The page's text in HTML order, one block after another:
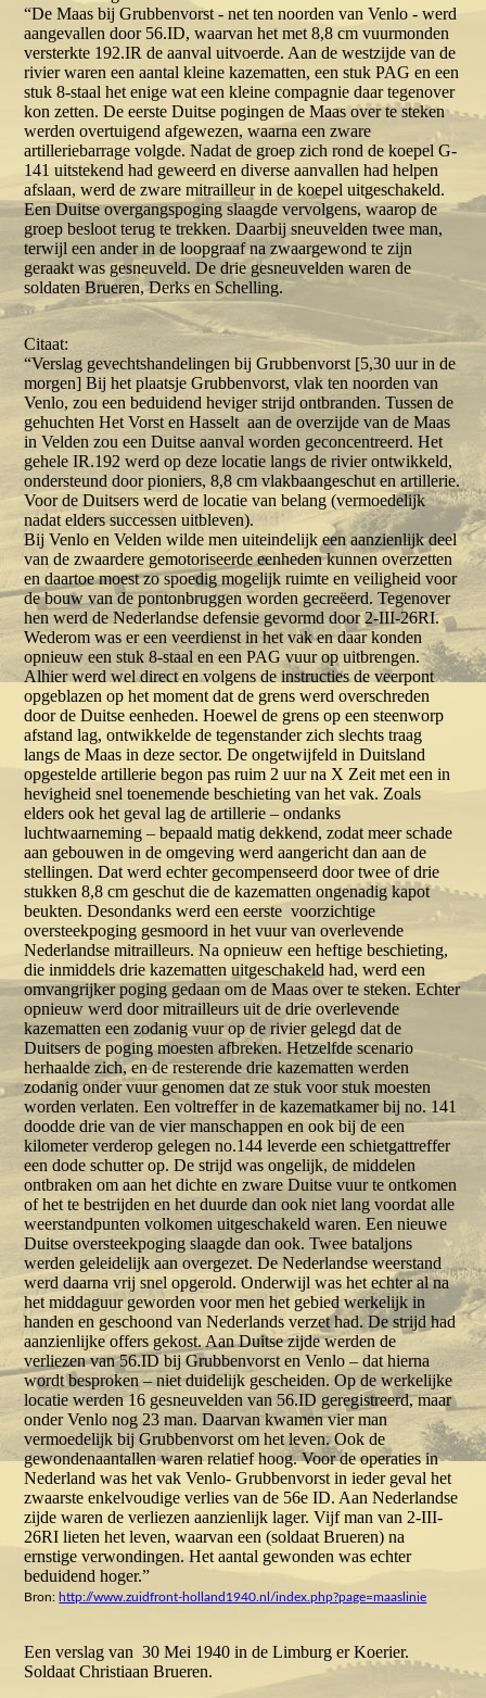
“De Maas bij Grubbenvorst - net ten noorden van Venlo - werd
aangevallen door 56.ID, waarvan het met 8,8 cm vuurmonden
versterkte 192.IR de aanval uitvoerde. Aan de westzijde van de
rivier waren een aantal kleine kazematten, een stuk PAG en een
stuk 8-staal het enige wat een kleine compagnie daar tegenover
kon zetten. De eerste Duitse pogingen de Maas over te steken
werden overtuigend afgewezen, waarna een zware
artilleriebarrage volgde. Nadat de groep zich rond de koepel G-
141 uitstekend had geweerd en diverse aanvallen had helpen
afslaan, werd de zware mitrailleur in de koepel uitgeschakeld.
Een Duitse overgangspoging slaagde vervolgens, waarop de
groep besloot terug te trekken. Daarbij sneuvelden twee man,
terwijl een ander in de loopgraaf na zwaargewond te zijn
geraakt was gesneuveld. De drie gesneuvelden waren de
soldaten Brueren, Derks en Schelling.
Citaat:
“Verslag gevechtshandelingen bij Grubbenvorst [5,30 uur in de
morgen] Bij het plaatsje Grubbenvorst, vlak ten noorden van
Venlo, zou een beduidend heviger strijd ontbranden. Tussen de
gehuchten Het Vorst en Hasselt aan de overzijde van de Maas
in Velden zou een Duitse aanval worden geconcentreerd. Het
gehele IR.192 werd op deze locatie langs de rivier ontwikkeld,
ondersteund door pioniers, 8,8 cm vlakbaangeschut en artillerie.
Voor de Duitsers werd de locatie van belang (vermoedelijk
nadat elders successen uitbleven).
Bij Venlo en Velden wilde men uiteindelijk een aanzienlijk deel
van de zwaardere gemotoriseerde eenheden kunnen overzetten
en daartoe moest zo spoedig mogelijk ruimte en veiligheid voor
de bouw van de pontonbruggen worden gecreëerd. Tegenover
hen werd de Nederlandse defensie gevormd door 2-III-26RI.
Wederom was er een veerdienst in het vak en daar konden
opnieuw een stuk 8-staal en een PAG vuur op uitbrengen.
Alhier werd wel direct en volgens de instructies de veerpont
opgeblazen op het moment dat de grens werd overschreden
door de Duitse eenheden. Hoewel de grens op een steenworp
afstand lag, ontwikkelde de tegenstander zich slechts traag
langs de Maas in deze sector. De ongetwijfeld in Duitsland
opgestelde artillerie begon pas ruim 2 uur na X Zeit met een in
hevigheid snel toenemende beschieting van het vak. Zoals
elders ook het geval lag de artillerie – ondanks
luchtwaarneming – bepaald matig dekkend, zodat meer schade
aan gebouwen in de omgeving werd aangericht dan aan de
stellingen. Dat werd echter gecompenseerd door twee of drie
stukken 8,8 cm geschut die de kazematten ongenadig kapot
beukten. Desondanks werd een eerste voorzichtige
oversteekpoging gesmoord in het vuur van overlevende
Nederlandse mitrailleurs. Na opnieuw een heftige beschieting,
die inmiddels drie kazematten uitgeschakeld had, werd een
omvangrijker poging gedaan om de Maas over te steken. Echter
opnieuw werd door mitrailleurs uit de drie overlevende
kazematten een zodanig vuur op de rivier gelegd dat de
Duitsers de poging moesten afbreken. Hetzelfde scenario
herhaalde zich, en de resterende drie kazematten werden
zodanig onder vuur genomen dat ze stuk voor stuk moesten
worden verlaten. Een voltreffer in de kazematkamer bij no. 141
doodde drie van de vier manschappen en ook bij de een
kilometer verderop gelegen no.144 leverde een schietgattreffer
een dode schutter op. De strijd was ongelijk, de middelen
ontbraken om aan het dichte en zware Duitse vuur te ontkomen
of het te bestrijden en het duurde dan ook niet lang voordat alle
weerstandpunten volkomen uitgeschakeld waren. Een nieuwe
Duitse oversteekpoging slaagde dan ook. Twee bataljons
werden geleidelijk aan overgezet. De Nederlandse weerstand
werd daarna vrij snel opgerold. Onderwijl was het echter al na
het middaguur geworden voor men het gebied werkelijk in
handen en geschoond van Nederlands verzet had. De strijd had
aanzienlijke offers gekost. Aan Duitse zijde werden de
verliezen van 56.ID bij Grubbenvorst en Venlo – dat hierna
wordt besproken – niet duidelijk gescheiden. Op de werkelijke
locatie werden 16 gesneuvelden van 56.ID geregistreerd, maar
onder Venlo nog 23 man. Daarvan kwamen vier man
vermoedelijk bij Grubbenvorst om het leven. Ook de
gewondenaantallen waren relatief hoog. Voor de operaties in
Nederland was het vak Venlo- Grubbenvorst in ieder geval het
zwaarste enkelvoudige verlies van de 56e ID. Aan Nederlandse
zijde waren de verliezen aanzienlijk lager. Vijf man van 2-III-
26RI lieten het leven, waarvan een (soldaat Brueren) na
ernstige verwondingen. Het aantal gewonden was echter
beduidend hoger.”
Bron: http://www.zuidfront-holland1940.nl/index.php?page=maaslinie
Een verslag van 30 Mei 1940 in de Limburg er Koerier.
Soldaat Christiaan Brueren.